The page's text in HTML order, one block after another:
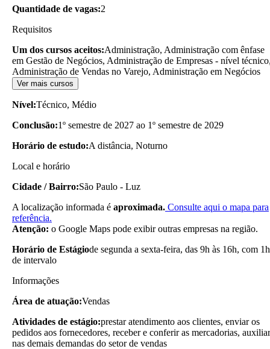
Quantidade de vagas:2
Requisitos
Um dos cursos aceitos:Administração, Administração com ênfase
em Gestão de Negócios, Administração de Empresas - nível
Administração de Vendas no Varejo, Administração em Negócios
Ver mais cursos
Nível:Técnico, Médio
Conclusão:1º semestre de 2027 ao 1º semestre de 2029
Horário de estudo:A distância, Noturno
Local e horário
Cidade / Bairro:São Paulo - Luz
A localização informada é aproximada. Consulte aqui o mapa para
referência.
Atenção: o Google Maps pode exibir outras empresas na região.
Horário de Estágiode segunda a sexta-feira, das 9h às 16h, com 1h
de intervalo
Informações
Área de atuação:Vendas
Atividades de estágio:prestar atendimento aos clientes, enviar os
pedidos aos fornecedores, receber e conferir as mercadorias, auxiliar
nas demais demandas do setor de vendas